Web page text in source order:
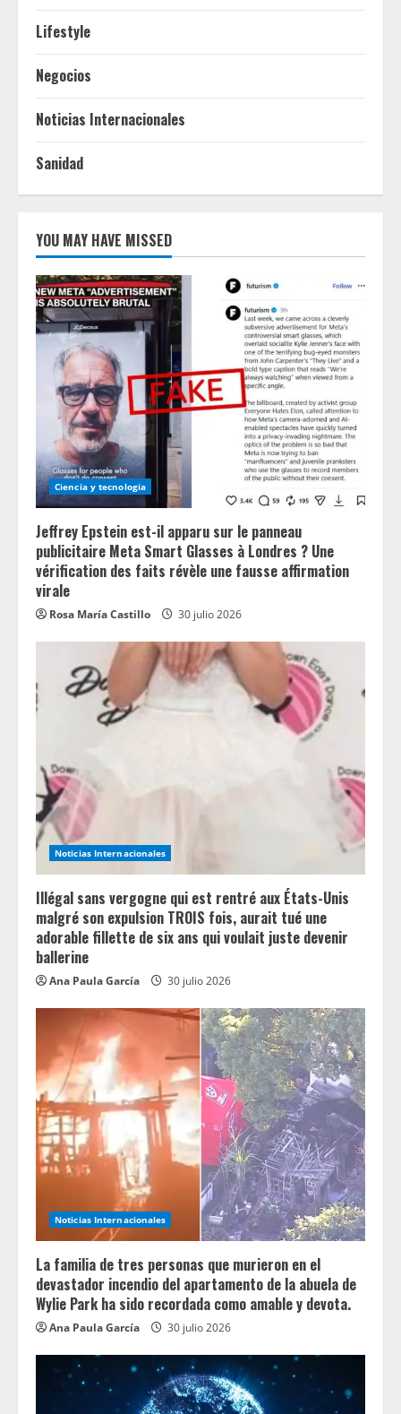
Lifestyle
Negocios
Noticias Internacionales
Sanidad
YOU MAY HAVE MISSED
Ciencia y tecnologia
Jeffrey Epstein est-il apparu sur le panneau
publicitaire Meta Smart Glasses à Londres ? Une
vérification des faits révèle une fausse affirmation
virale
Rosa María Castillo 30 julio 2026
Noticias Internacionales
Illégal sans vergogne qui est rentré aux États-Unis
malgré son expulsion TROIS fois, aurait tué une
adorable fillette de six ans qui voulait juste devenir
ballerine
Ana Paula García 30 julio 2026
Noticias Internacionales
La familia de tres personas que murieron en el
devastador incendio del apartamento de la abuela de
Wylie Park ha sido recordada como amable y devota.
Ana Paula García 30 julio 2026